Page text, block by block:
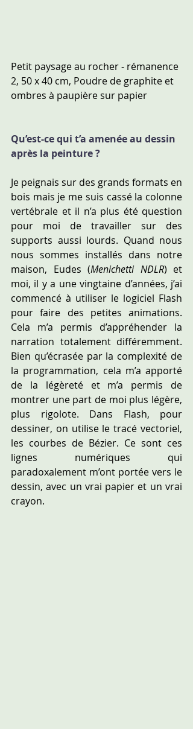
Petit paysage au rocher - rémanence
2, 50 x 40 cm, Poudre de graphite et
ombres à paupière sur papier
Qu’est-ce qui t’a amenée au dessin
après la peinture ?
Je peignais sur des grands formats en
bois mais je me suis cassé la colonne
vertébrale et il n’a plus été question
pour moi de travailler sur des
supports aussi lourds. Quand nous
nous sommes installés dans notre
maison, Eudes (Menichetti NDLR) et
moi, il y a une vingtaine d’années, j’ai
commencé à utiliser le logiciel Flash
pour faire des petites animations.
Cela m’a permis d’appréhender la
narration totalement différemment.
Bien qu’écrasée par la complexité de
la programmation, cela m’a apporté
de la légèreté et m’a permis de
montrer une part de moi plus légère,
plus rigolote. Dans Flash, pour
dessiner, on utilise le tracé vectoriel,
les courbes de Bézier. Ce sont ces
lignes numériques qui
paradoxalement m’ont portée vers le
dessin, avec un vrai papier et un vrai
crayon.